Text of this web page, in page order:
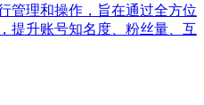
管理和操作，旨在通过全方位
提升账号知名度、粉丝量、互